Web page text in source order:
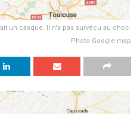
un casque. Il n'a pas survécu au choc.
Photo Google map